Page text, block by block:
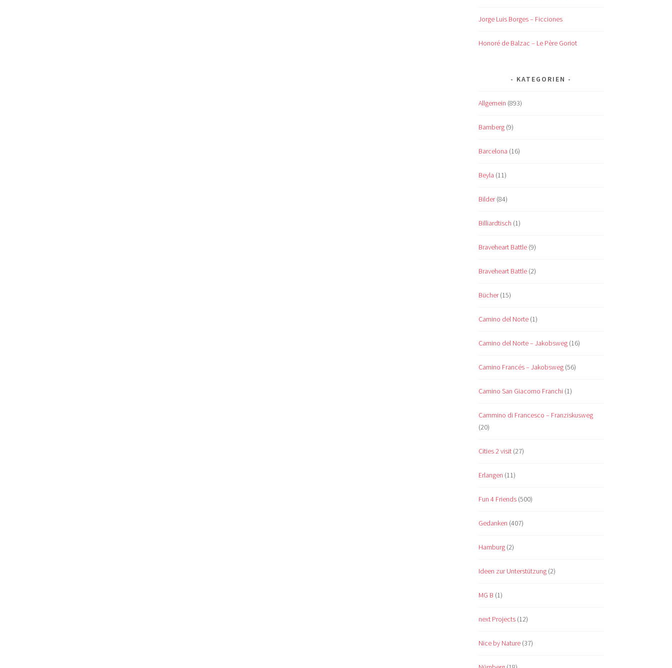
Jorge Luis Borges – Ficciones
Honoré de Balzac – Le Père Goriot
KATEGORIEN
Allgemein (893)
Bamberg (9)
Barcelona (16)
Beyla (11)
Bilder(84)
Billiardtisch (1)
Braveheart Battle (9)
Braveheart Battle (2)
Bücher(15)
Camino del Norte (1)
Camino del Norte – Jakobsweg (16)
Camino Francés – Jakobsweg (56)
Camino San Giacomo Franchi (1)
Cammino di Francesco – Franziskusweg
(20)
Cities 2 visit (27)
Erlangen (11)
Fun 4 Friends (500)
Gedanken (407)
Hamburg (2)
Ideen zur Unterstützung (2)
MG B (1)
next Projects (12)
Nice by Nature (37)